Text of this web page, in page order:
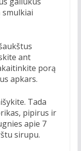
ant
porą
apkars.
Tada
pipirus ir
apie 7
sirupu.